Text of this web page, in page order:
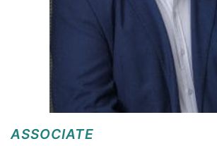
ASSOCIATE